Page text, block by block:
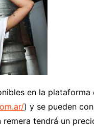
en la
) y se pueden
remera tendrá un